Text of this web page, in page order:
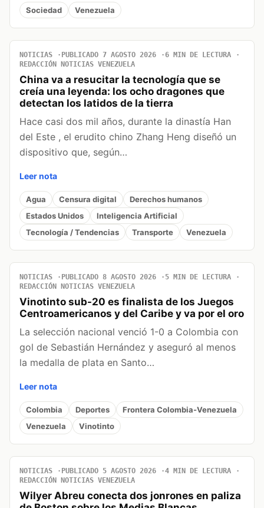
Sociedad Venezuela
NOTICIAS PUBLICADO 7 AGOSTO 2026
6 MIN DE LECTURA
REDACCIÓN NOTICIAS VENEZUELA
China va a resucitar la tecnología que se
creía una leyenda: los ocho dragones que
detectan los latidos de la tierra
Hace casi dos mil años, durante la dinastía Han
del Este , el erudito chino Zhang Heng diseñó un
dispositivo que, según…
Leer nota
Agua Censura digital
Derechos humanos
Estados Unidos
Inteligencia Artificial
Tecnología / Tendencias
Transporte Venezuela
NOTICIAS PUBLICADO 8 AGOSTO 2026
5 MIN DE LECTURA
REDACCIÓN NOTICIAS VENEZUELA
Vinotinto sub-20 es finalista de los Juegos
Centroamericanos y del Caribe y va por el oro
La selección nacional venció 1-0 a Colombia con
gol de Sebastián Hernández y aseguró al menos
la medalla de plata en Santo…
Leer nota
Colombia Deportes
Frontera Colombia-Venezuela
Venezuela
Vinotinto
NOTICIAS PUBLICADO 5 AGOSTO 2026
4 MIN DE LECTURA
REDACCIÓN NOTICIAS VENEZUELA
Wilyer Abreu conecta dos jonrones en paliza